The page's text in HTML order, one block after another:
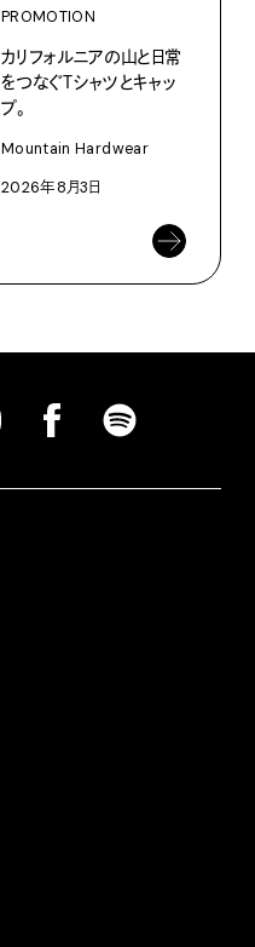
PROMOTION
カリフォルニアの山と日常
をつなぐＴシャツとキャッ
プ。
Mountain Hardwear
2026年8月3日